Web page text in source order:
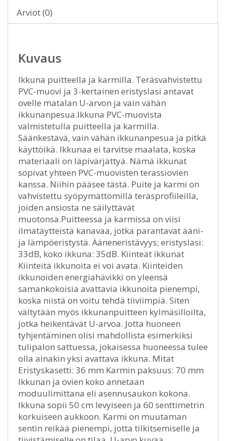
Arviot (0)
Kuvaus
Ikkuna puitteella ja karmilla. Teräsvahvistettu
PVC-muovi ja 3-kertainen eristyslasi antavat
ovelle matalan U-arvon ja vain vähän
ikkunanpesua.Ikkuna PVC-muovista
valmistetulla puitteella ja karmilla.
Säänkestävä, vain vähän ikkunanpesua ja pitkä
käyttöikä. Ikkunaa ei tarvitse maalata, koska
materiaali on läpivärjättyä. Nämä ikkunat
sopivat yhteen PVC-muovisten terassiovien
kanssa. Niihin pääsee tästä. Puite ja karmi on
vahvistettu syöpymättömillä teräsprofiileilla,
joiden ansiosta ne säilyttävät
muotonsa.Puitteessa ja karmissa on viisi
ilmatäytteistä kanavaa, jotka parantavat ääni-
ja lämpöeristystä. Ääneneristävyys; eristyslasi:
33dB, koko ikkuna: 35dB. Kiinteät ikkunat
Kiinteitä ikkunoita ei voi avata. Kiinteiden
ikkunoiden energiahävikki on yleensä
samankokoisia avattavia ikkunoita pienempi,
koska niistä on voitu tehdä tiiviimpiä. Siten
vältytään myös ikkunanpuitteen kylmäsilloilta,
jotka heikentävät U-arvoa. Jotta huoneen
tyhjentäminen olisi mahdollista esimerkiksi
tulipalon sattuessa, jokaisessa huoneessa tulee
olla ainakin yksi avattava ikkuna. Mitat
Eristyskasetti: 36 mm Karmin paksuus: 70 mm
Ikkunan ja ovien koko annetaan
moduulimittana eli asennusaukon kokona.
Ikkuna sopii 50 cm levyiseen ja 60 senttimetrin
korkuiseen aukkoon. Karmi on muutaman
sentin reikää pienempi, jotta tilkitsemiselle ja